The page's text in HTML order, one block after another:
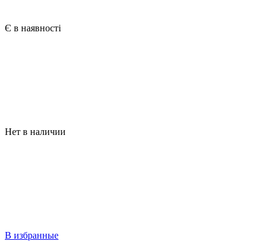
Є в наявності
Нет в наличии
В избранные